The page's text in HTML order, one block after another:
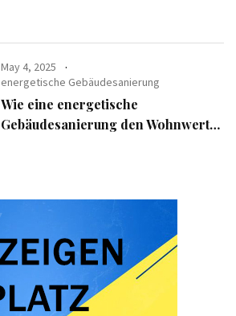
May 4, 2025
energetische Gebäudesanierung
Wie eine energetische
Gebäudesanierung den Wohnwert